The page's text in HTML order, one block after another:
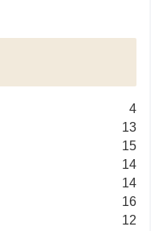
4
13
15
14
14
16
12